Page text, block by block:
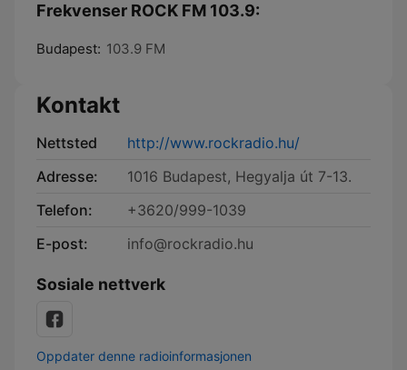
Frekvenser ROCK FM 103.9:
Budapest: 103.9 FM
Kontakt
Nettsted
http://www.rockradio.hu/
Adresse:
1016 Budapest, Hegyalja út 7-13.
Telefon:
+3620/999-1039
E-post:
info@rockradio.hu
Sosiale nettverk
Oppdater denne radioinformasjonen